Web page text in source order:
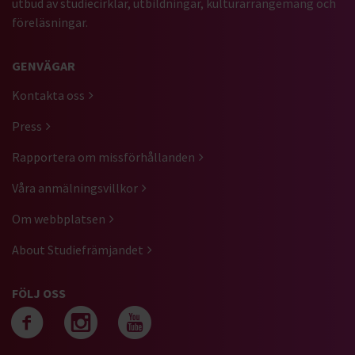
föreläsningar.
GENVÄGAR
Kontakta oss
Press
Rapportera om missförhållanden
Våra anmälningsvillkor
Om webbplatsen
About Studiefrämjandet
FÖLJ OSS
Följ oss på facebook
Följ oss på
Följ oss på